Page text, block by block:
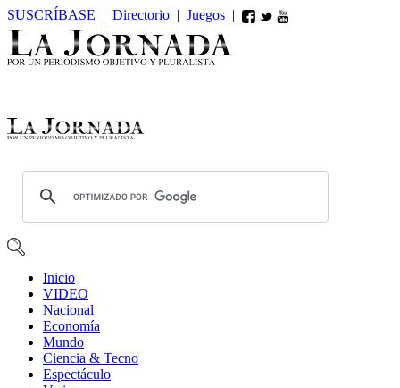
SUSCRÍBASE | Directorio | Juegos |
Inicio
VIDEO
Nacional
Economía
Mundo
Ciencia & Tecno
Espectáculo